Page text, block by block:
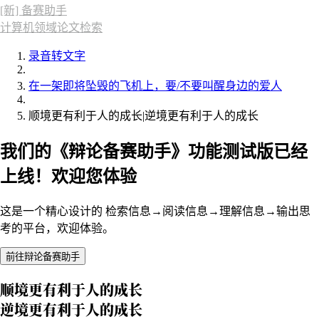
[新] 备赛助手
计算机领域论文检索
录音转文字
在一架即将坠毁的飞机上，要/不要叫醒身边的爱人
顺境更有利于人的成长|逆境更有利于人的成长
我们的《辩论备赛助手》功能测试版已经
上线！欢迎您体验
这是一个精心设计的 检索信息→阅读信息→理解信息→输出思
考的平台，欢迎体验。
前往辩论备赛助手
顺境更有利于人的成长
逆境更有利于人的成长